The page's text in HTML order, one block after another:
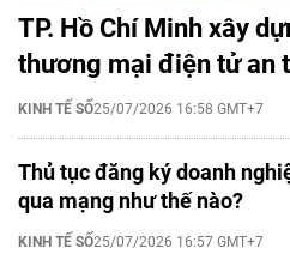
TP. Hồ Chí Minh xây
thương mại điện tử an
KINH TẾ SỐ25/07/2026 16:58 GMT+7
Thủ tục đăng ký doanh
qua mạng như thế nào?
KINH TẾ SỐ25/07/2026 16:57 GMT+7